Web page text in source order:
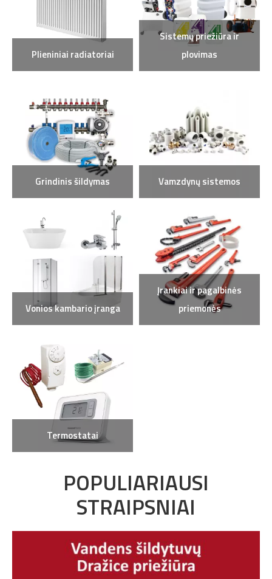
Plieniniai radiatoriai
Sistemų priežiūra ir
plovimas
Grindinis šildymas Vamzdynų sistemos
Vonios kambario įranga
Įrankiai ir pagalbinės
priemonės
Termostatai
POPULIARIAUSI
STRAIPSNIAI